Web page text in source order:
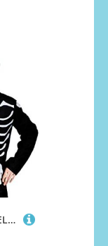
I LOVE FANCY DRESS LTD SKELETTEN Aufdruck Frack Jacke MIT Einer Knochen Druck Krawatte=